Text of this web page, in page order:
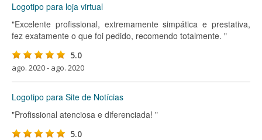
Logotipo para loja virtual
"Excelente profissional, extremamente simpática e prestativa,
fez exatamente o que foi pedido, recomendo totalmente. "
5.0
ago. 2020 - ago. 2020
Logotipo para Site de Notícias
"Profissional atenciosa e diferenciada! "
5.0